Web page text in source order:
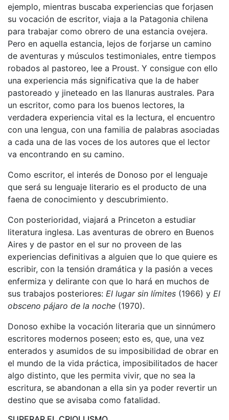
ejemplo, mientras buscaba experiencias que forjasen
su vocación de escritor, viaja a la Patagonia chilena
para trabajar como obrero de una estancia ovejera.
Pero en aquella estancia, lejos de forjarse un camino
de aventuras y músculos testimoniales, entre tiempos
robados al pastoreo, lee a Proust. Y consigue con ello
una experiencia más significativa que la de haber
pastoreado y jineteado en las llanuras australes. Para
un escritor, como para los buenos lectores, la
verdadera experiencia vital es la lectura, el encuentro
con una lengua, con una familia de palabras asociadas
a cada una de las voces de los autores que el lector
va encontrando en su camino.
Como escritor, el interés de Donoso por el lenguaje
que será su lenguaje literario es el producto de una
faena de conocimiento y descubrimiento.
Con posterioridad, viajará a Princeton a estudiar
literatura inglesa. Las aventuras de obrero en Buenos
Aires y de pastor en el sur no proveen de las
experiencias definitivas a alguien que lo que quiere es
escribir, con la tensión dramática y la pasión a veces
enfermiza y delirante con que lo hará en muchos de
sus trabajos posteriores: El lugar sin límites (1966) y El
obsceno pájaro de la noche (1970).
Donoso exhibe la vocación literaria que un sinnúmero
escritores modernos poseen; esto es, que, una vez
enterados y asumidos de su imposibilidad de obrar en
el mundo de la vida práctica, imposibilitados de hacer
algo distinto, que les permita vivir, que no sea la
escritura, se abandonan a ella sin ya poder revertir un
destino que se avisaba como fatalidad.